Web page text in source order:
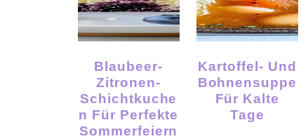
Blaubeer-
Zitronen-
Schichtkuche
N Für Perfekte
Sommerfeiern
Kartoffel- Und
Bohnensuppe
Für Kalte
Tage